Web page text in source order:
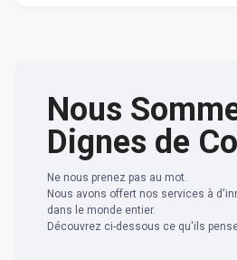
Nous
Dignes de
Ne nous prenez pas au mot.
Nous avons offert nos services à
dans le monde entier.
Découvrez ci-dessous ce qu'ils